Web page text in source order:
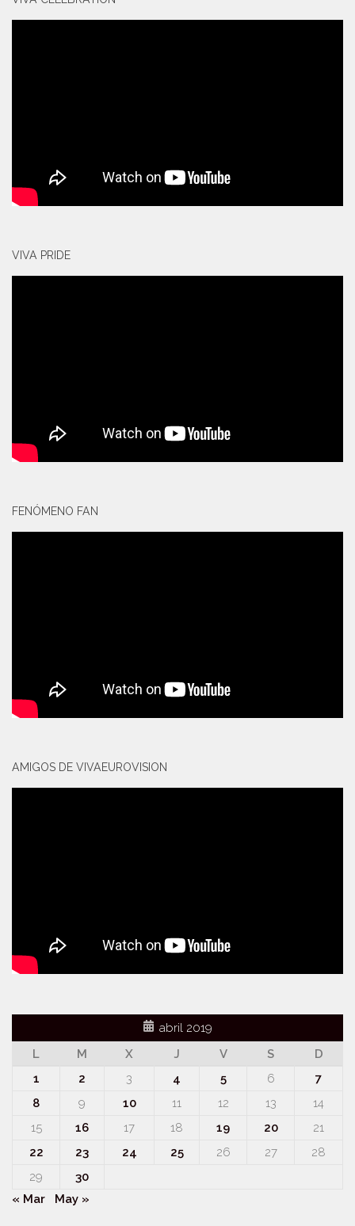
VIVA PRIDE
FENÓMENO FAN
AMIGOS DE VIVAEUROVISION
abril 2019
L
M X J V S
D
1
2 3 4 5 6
7
8
9 10 11 12 13
14
15
16 17 18 19 20
21
22
23 24 25 26 27
28
29
30
« Mar
May »